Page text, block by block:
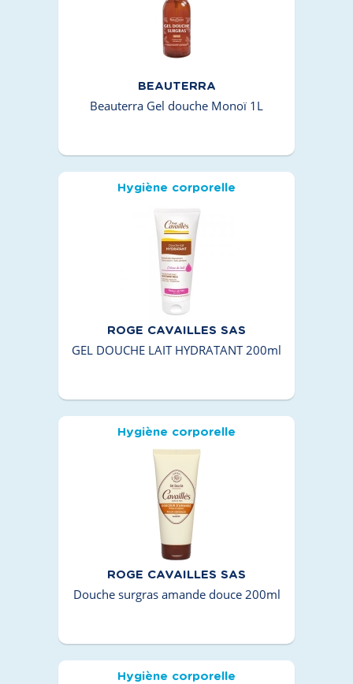
BEAUTERRA
Beauterra Gel douche Monoï 1L
Hygiène corporelle
ROGE CAVAILLES SAS
GEL DOUCHE LAIT HYDRATANT 200ml
Hygiène corporelle
ROGE CAVAILLES SAS
Douche surgras amande douce 200ml
Hygiène corporelle